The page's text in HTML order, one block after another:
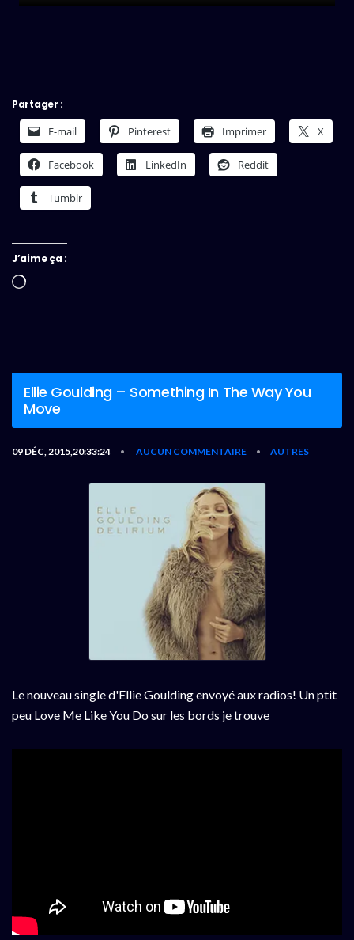
Partager :
E-mail Pinterest Imprimer X
Facebook LinkedIn Reddit
Tumblr
J’aime ça :
Chargement…
Ellie Goulding – Something In The Way You
Move
09 DÉC, 2015,20:33:24 • AUCUN COMMENTAIRE • AUTRES
Le nouveau single d'Ellie Goulding envoyé aux radios! Un ptit
peu Love Me Like You Do sur les bords je trouve